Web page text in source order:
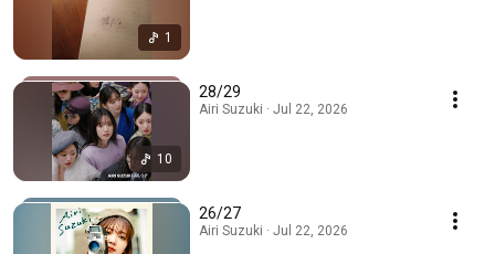
1
10
28/29
Airi Suzuki · Jul 22, 2026
26/27
Airi Suzuki · Jul 22, 2026